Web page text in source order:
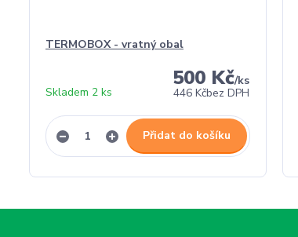
TERMOBOX - vratný obal
500 Kč/ks
446 Kčbez DPH
Skladem 2 ks
Přidat do košíku